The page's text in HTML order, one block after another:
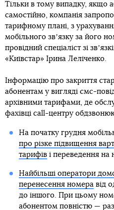
Тільки в тому випадку, якщо
самостійно, компанія
тарифному плані, з
мобільного звʼязку за його
провідний спеціаліст зі
«Київстар» Ірина Леліченко.
Інформацію про закриття
абонентам у вигляді смс-
архівними тарифами, де
фахівці call-центру
На початку грудня
про різке підвищення
тарифіві переведення на
Найбільші оператори
перенесення номеравід
до іншого. При цьому
абонентом повністю —